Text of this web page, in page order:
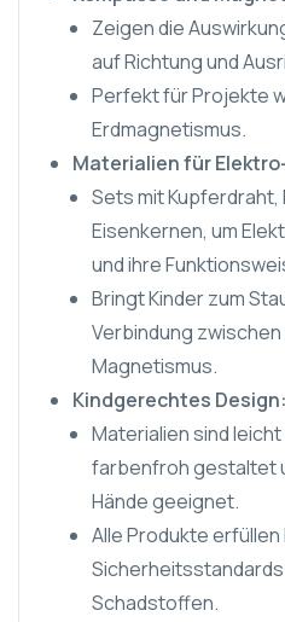
Zeigen die
auf Richtung und
Perfekt für Projekte
Erdmagnetismus.
Materialien für
Sets mit Kupferdraht,
Eisenkernen, um
und ihre
Bringt Kinder zum
Verbindung
Magnetismus.
Kindgerechtes Design:
Materialien sind
farbenfroh gestaltet
Hände geeignet.
Alle Produkte
Schadstoffen.